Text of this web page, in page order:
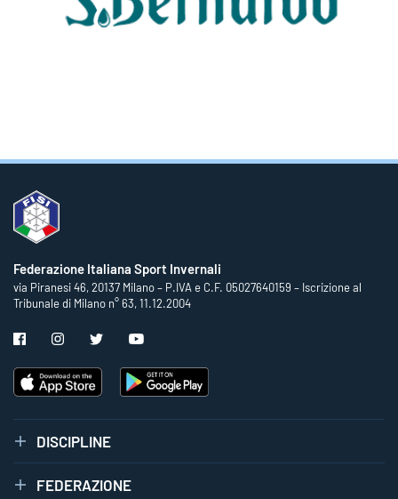
Federazione Italiana Sport Invernali
via Piranesi 46, 20137 Milano – P.IVA e C.F. 05027640159 – Iscrizione al
Tribunale di Milano n° 63, 11.12.2004
DISCIPLINE
FEDERAZIONE